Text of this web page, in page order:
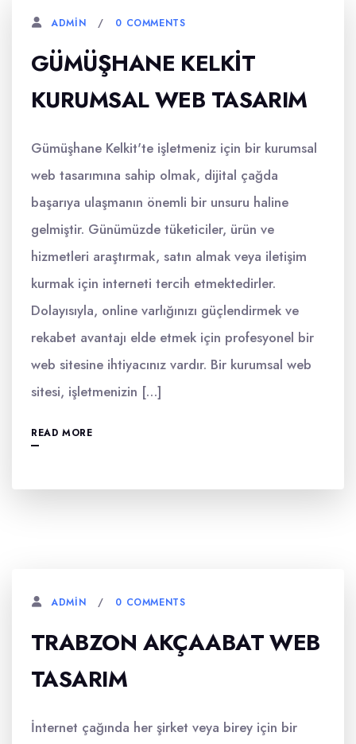
ADMIN 0 COMMENTS
GÜMÜŞHANE KELKIT
KURUMSAL WEB TASARIM
Gümüşhane Kelkit'te işletmeniz için bir kurumsal
web tasarımına sahip olmak, dijital çağda
başarıya ulaşmanın önemli bir unsuru haline
gelmiştir. Günümüzde tüketiciler, ürün ve
hizmetleri araştırmak, satın almak veya iletişim
kurmak için interneti tercih etmektedirler.
Dolayısıyla, online varlığınızı güçlendirmek ve
rekabet avantajı elde etmek için profesyonel bir
web sitesine ihtiyacınız vardır. Bir kurumsal web
sitesi, işletmenizin […]
READ MORE
ADMIN 0 COMMENTS
TRABZON AKÇAABAT WEB
TASARIM
İnternet çağında her şirket veya birey için bir